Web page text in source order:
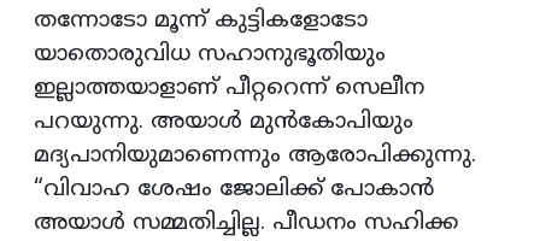
തന്നോടോ മൂന്ന് കുട്ടികളോടോ
യാതൊരുവിധ സഹാനുഭൂതിയും
ഇല്ലാത്തയാളാണ് പീറ്ററെന്ന് സെലീന
പറയുന്നു. അയാൾ മുൻകോപിയും
മദ്യപാനിയുമാണെന്നും ആരോപിക്കുന്നു.
“വിവാഹ ശേഷം ജോലിക്ക് പോകാൻ
അയാൾ സമ്മതിച്ചില്ല. പീഡനം സഹിക്ക